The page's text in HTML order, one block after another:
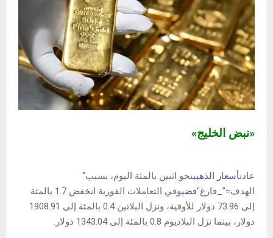
«نبض الخليج»
عادتأسعار الذهببنحو اثنين بالمئة اليوم، بسبب"
الهدف="_فارغ"فضي
وفي التعاملات الفورية انخفض 1.7 بالمئة
إلى 73.96 دولار للأوقية، ونزل البلاتين 0.4 بالمئة إلى 1908.91
دولار، بينما نزل البلاديوم 0.8 بالمئة إلى 1343.04 دولار.